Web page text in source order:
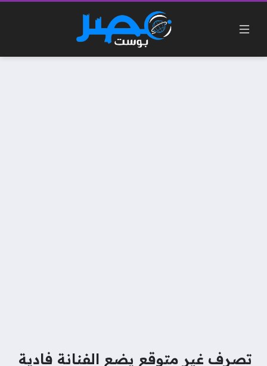
تصرف غير متوقع يضع الفنانة فادية